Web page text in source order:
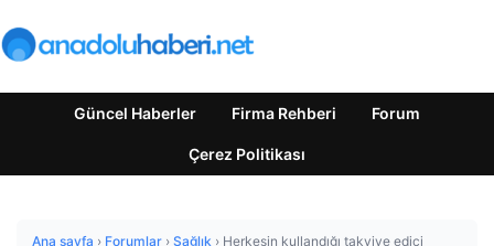
Güncel Haberler Firma Rehberi Forum
Çerez Politikası
Ana sayfa › Forumlar › Sağlık › Herkesin kullandığı takviye edici